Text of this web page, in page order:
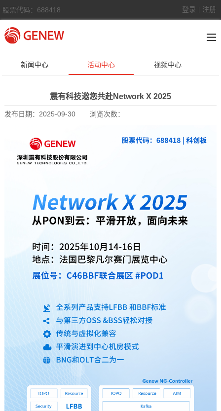
股票代码：688418 登录 注册
新闻中心 活动中心 视频中心
震有科技邀您共赴Network X 2025
发布日期： 2025-09-30 浏览次数：